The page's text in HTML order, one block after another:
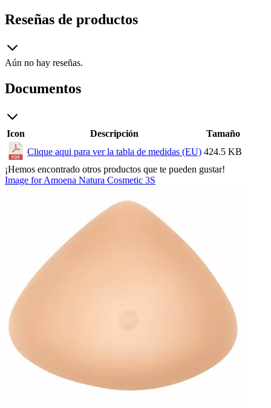
Reseñas de productos
Aún no hay reseñas.
Documentos
Icon Descripción
Tamaño
Clique aqui para ver la tabla de medidas (EU) 424.5 KB
¡Hemos encontrado otros productos que te pueden gustar!
Image for Amoena Natura Cosmetic 3S